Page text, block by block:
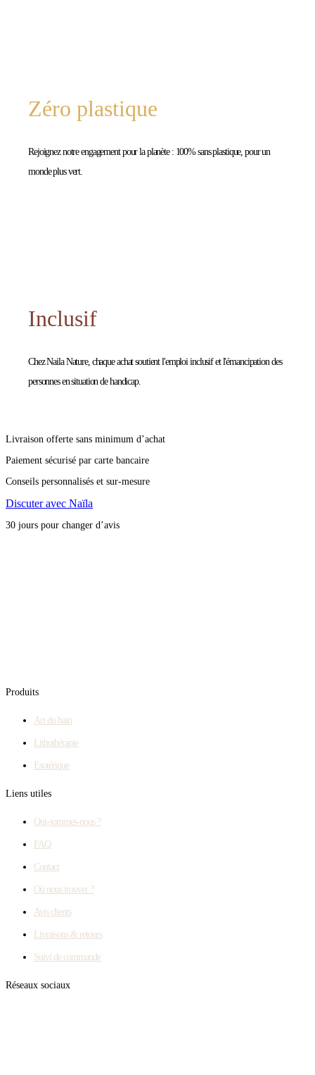
Zéro plastique
Rejoignez notre engagement pour la planète : 100% sans plastique, pour un
monde plus vert.
Inclusif
Chez Naila Nature, chaque achat soutient l'emploi inclusif et l'émancipation des
personnes en situation de handicap.
Livraison offerte sans minimum d’achat
Paiement sécurisé par carte bancaire
Conseils personnalisés et sur-mesure
Discuter avec Naïla
30 jours pour changer d’avis
Produits
Art du bain
Lithothérapie
Esotérique
Liens utiles
Qui-sommes-nous ?
FAQ
Contact
Où nous trouver ?
Avis clients
Livraisons & retours
Suivi de commande
Réseaux sociaux